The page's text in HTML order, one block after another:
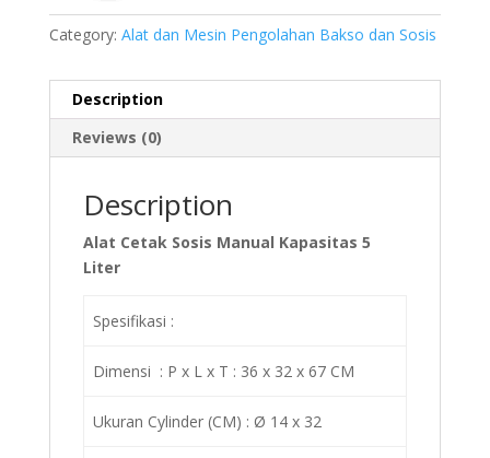
Category: Alat dan Mesin Pengolahan Bakso dan Sosis
Description
Reviews (0)
Description
Alat Cetak Sosis Manual Kapasitas 5
Liter
Spesifikasi :
Dimensi : P x L x T : 36 x 32 x 67 CM
Ukuran Cylinder (CM) : Ø 14 x 32